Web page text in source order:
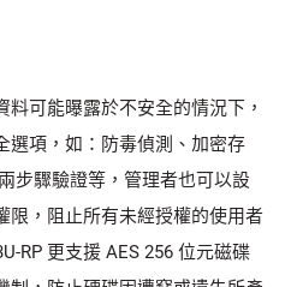
可能曝露於不安全的情況下，
選項，如：防毒偵測、加密存
步驟驗證等，管理者也可以設
限，阻止所有未經授權的使用者
RP 更支援 AES 256 位元磁碟